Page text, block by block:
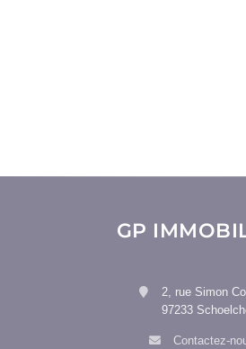
GP
2, rue Simon
97233
Contactez-